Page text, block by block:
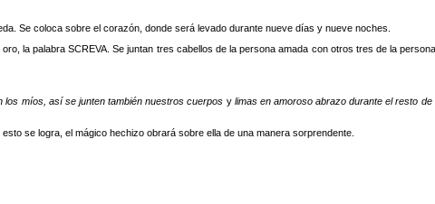
Se coloca sobre el corazón, donde será levado durante nueve días y nueve noches.
la palabra SCREVA. Se juntan tres cabellos de la persona amada con otros tres de la
los míos, así se junten también nuestros cuerpos y limas en amoroso abrazo durante el resto
se logra, el mágico hechizo obrará sobre ella de una manera sorprendente.